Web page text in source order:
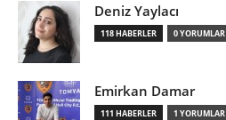
Deniz Yaylacı
118 HABERLER 0 YORUMLAR
Emirkan Damar
111 HABERLER 1 YORUMLAR